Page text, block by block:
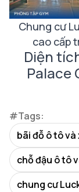
Chung cư
cao cấp
Diện
Palace
#Tags:
bãi đỗ ô tô
chỗ đậu ô tô
chung cư